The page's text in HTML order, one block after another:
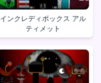
インクレディボックス アル
ティメット